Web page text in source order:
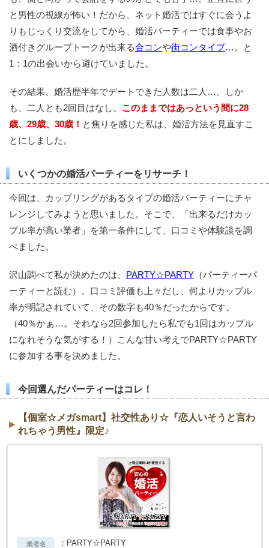
と男性の視線が怖い！だから、ネット婚活ではすぐに会うよ
りもじっくり交流をしてから、婚活パーティーでは食事やお
酒付きグループトークが出来る合コンや街コンタイプ…。と
1：1の出会いから避けていました。
その結果、婚活歴半年でデートできた人数は二人…。しか
も、二人とも2回目はなし。 このままではあっという間に28
歳、29歳、30歳！ と焦りを感じた私は、婚活方法を見直すこ
とにしました。
いくつかの婚活パーティーをリサーチ！
今回は、カップリングがあるタイプの婚活パーティーにチャ
レンジしてみようと思いました。そこで、「出来るだけカッ
プル率が高い業者」を第一条件にして、口コミや体験談を調
べました。
沢山調べて私が決めたのは、 PARTY☆PARTY （パーティーパ
ーティーと読む）。口コミ評価も上々だし、何よりカップル
率が明記されていて、その数字も40％だったからです。
（40％かぁ…。それなら2回参加したら私でも1回はカップル
になれそうな気がする！）こんな甘い考えでPARTY☆PARTY
に参加する事を決めました。
今回選んだパーティーはコレ！
【個室☆メガsmart】社交性あり☆『恋人いそうと言わ
れちゃう男性』限定♪
業者名 ：PARTY☆PARTY